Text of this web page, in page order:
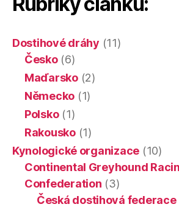
Dostihové dráhy (11)
Česko(6)
Maďarsko(2)
Německo (1)
Polsko(1)
Rakousko(1)
Kynologické organizace (10)
Continental Greyhound
Confederation (3)
Česká dostihová federace